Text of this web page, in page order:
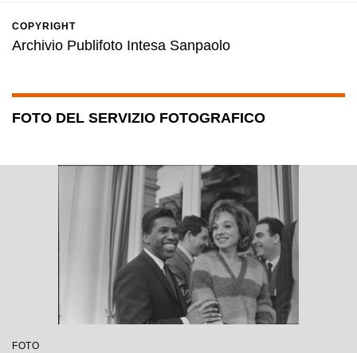
COPYRIGHT
Archivio Publifoto Intesa Sanpaolo
FOTO DEL SERVIZIO FOTOGRAFICO
FOTO